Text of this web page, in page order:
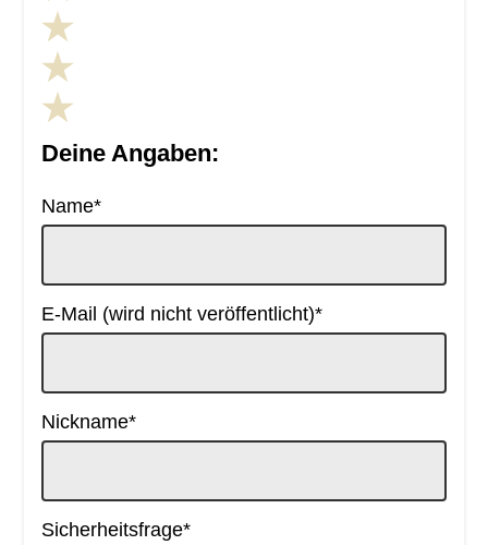
Deine Angaben:
Pflichtfeld
Name*
Pflichtfeld
E-Mail (wird nicht veröffentlicht)*
Pflichtfeld
Nickname*
Pflichtfeld
Sicherheitsfrage*